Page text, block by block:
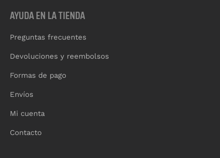
AYUDA EN LA TIENDA
Preguntas frecuentes
Devoluciones y reembolsos
Formas de pago
Envíos
Mi cuenta
Contacto